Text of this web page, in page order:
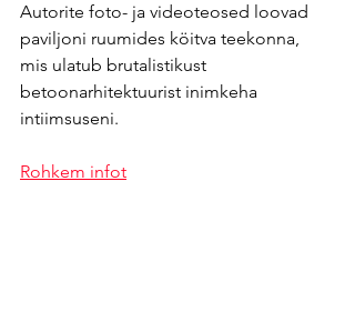
Autorite foto- ja videoteosed loovad
paviljoni ruumides köitva teekonna,
mis ulatub brutalistikust
betoonarhitektuurist inimkeha
intiimsuseni.
Rohkem infot